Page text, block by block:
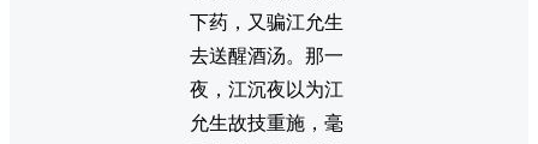
下药，又骗江允生
去送醒酒汤。那一
夜，江沉夜以为江
允生故技重施，毫